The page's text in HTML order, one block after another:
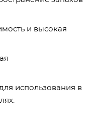
и высокая
использования в